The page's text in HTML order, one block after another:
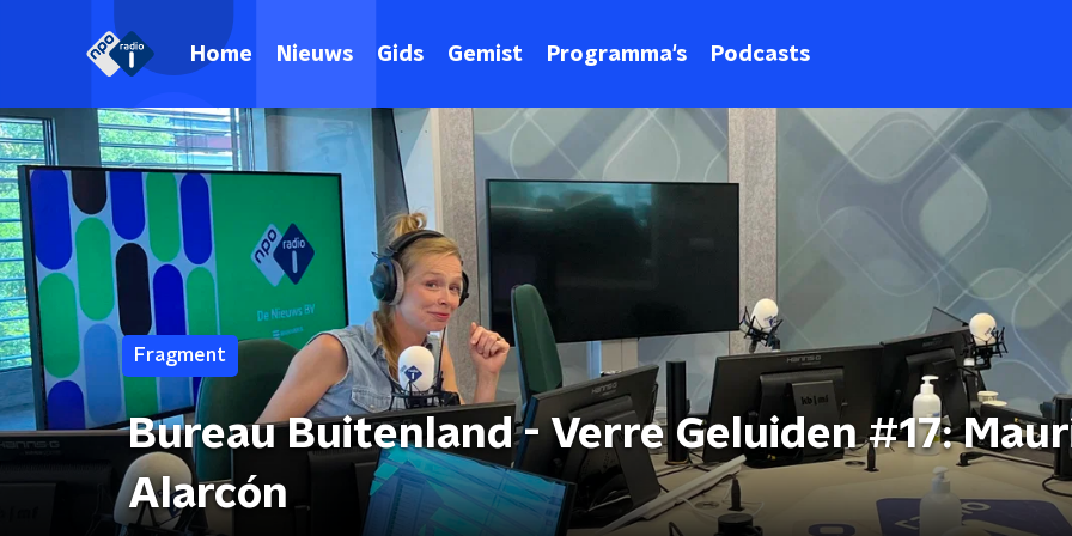
Home Nieuws Gids Gemist Programma's Podcasts
Fragment
Bureau Buitenland - Verre Geluiden #17:
Alarcón